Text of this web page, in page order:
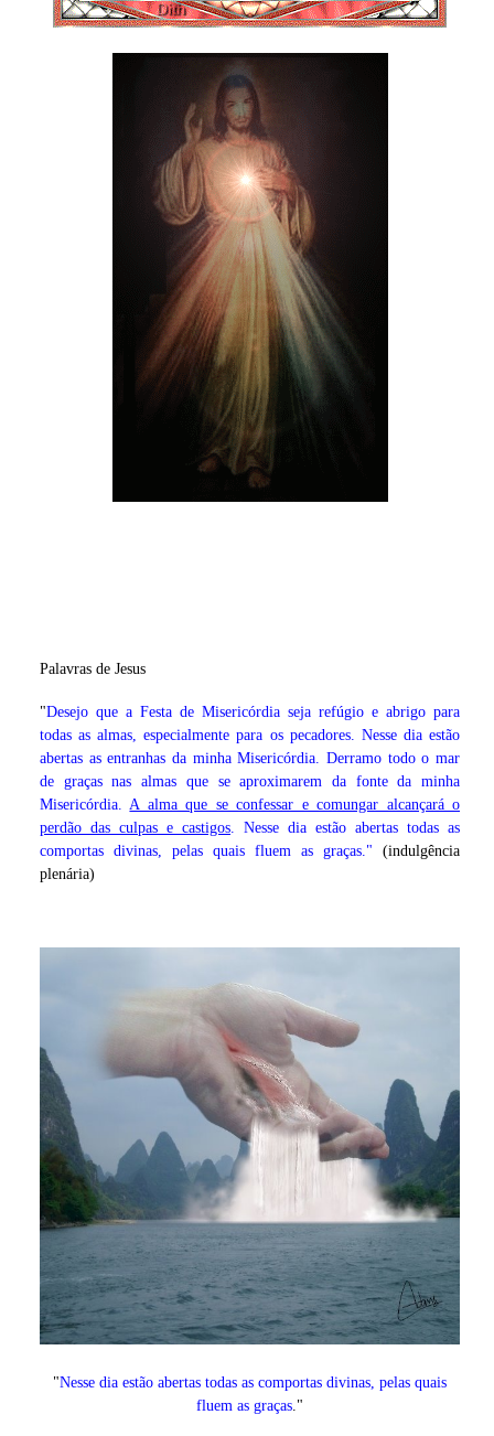
Palavras de Jesus
"Desejo que a Festa de Misericórdia seja refúgio e abrigo para
todas as almas, especialmente para os pecadores. Nesse dia estão
abertas as entranhas da minha Misericórdia. Derramo todo o mar
de graças nas almas que se aproximarem da fonte da minha
Misericórdia.A alma que se confessar e comungar alcançará o
perdão das culpas e castigos. Nesse dia estão abertas todas as
comportas divinas, pelas quais fluem as graças."(indulgência
plenária)
"Nesse dia estão abertas todas as comportas divinas, pelas quais
fluem as graças."